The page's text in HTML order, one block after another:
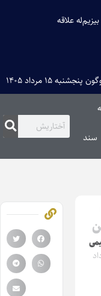
بیزیم‌له علاقه
پنجشنبه ۱۵ مرداد ۱۴۰۵
سند